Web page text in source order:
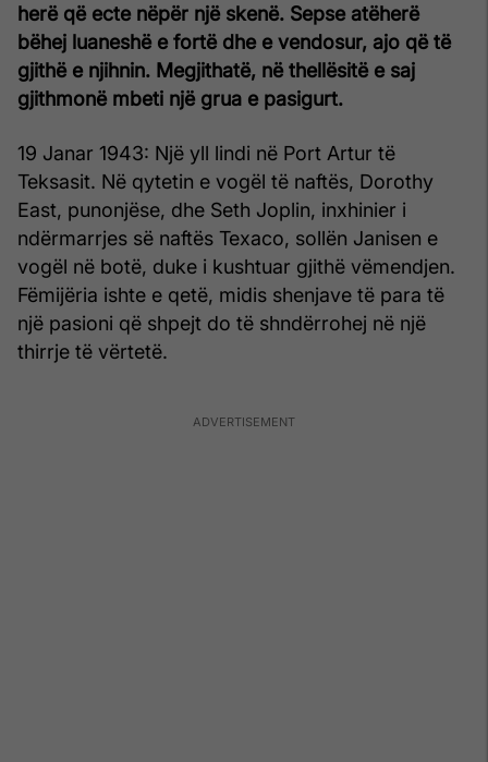
herë që ecte nëpër një skenë. Sepse atëherë
bëhej luaneshë e fortë dhe e vendosur, ajo që të
gjithë e njihnin. Megjithatë, në thellësitë e saj
gjithmonë mbeti një grua e pasigurt.
19 Janar 1943: Një yll lindi në Port Artur të
Teksasit. Në qytetin e vogël të naftës, Dorothy
East, punonjëse, dhe Seth Joplin, inxhinier i
ndërmarrjes së naftës Texaco, sollën Janisen e
vogël në botë, duke i kushtuar gjithë vëmendjen.
Fëmijëria ishte e qetë, midis shenjave të para të
një pasioni që shpejt do të shndërrohej në një
thirrje të vërtetë.